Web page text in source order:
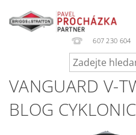
607 230 604
VANGUARD V-
BLOG